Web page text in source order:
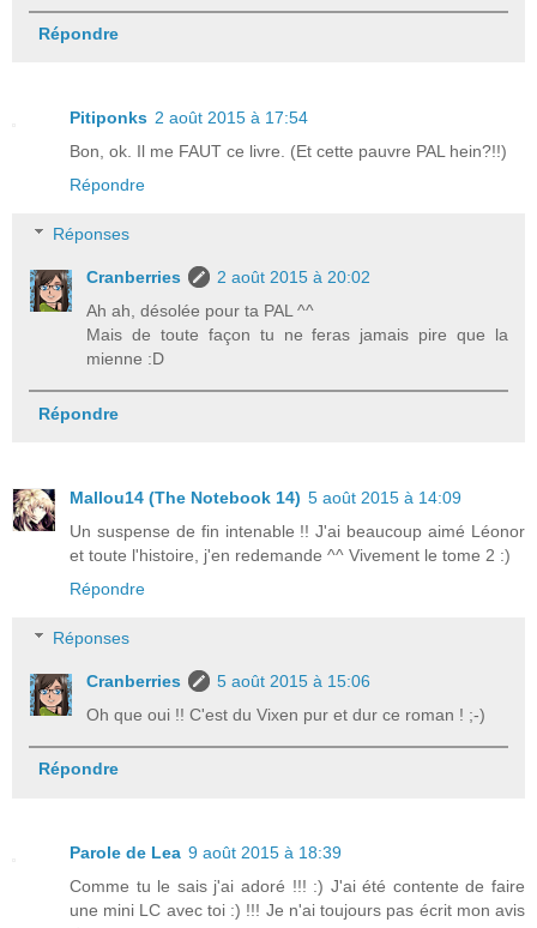
Répondre
Pitiponks 2 août 2015 à 17:54
Bon, ok. Il me FAUT ce livre. (Et cette pauvre PAL hein?!!)
Répondre
Réponses
Cranberries
2 août 2015 à 20:02
Ah ah, désolée pour ta PAL ^^
Mais de toute façon tu ne feras jamais pire que la
mienne :D
Répondre
Mallou14 (The Notebook 14) 5 août 2015 à 14:09
Un suspense de fin intenable !! J'ai beaucoup aimé Léonor
et toute l'histoire, j'en redemande ^^ Vivement le tome 2 :)
Répondre
Réponses
Cranberries
5 août 2015 à 15:06
Oh que oui !! C'est du Vixen pur et dur ce roman ! ;-)
Répondre
Parole de Lea 9 août 2015 à 18:39
Comme tu le sais j'ai adoré !!! :) J'ai été contente de faire
une mini LC avec toi :) !!! Je n'ai toujours pas écrit mon avis